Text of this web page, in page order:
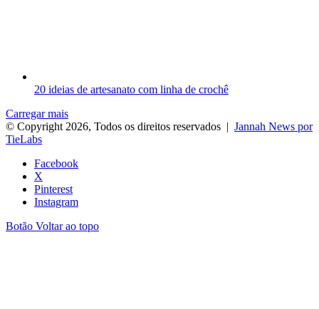
20 ideias de artesanato com linha de crochê
Carregar mais
© Copyright 2026, Todos os direitos reservados | Jannah News por
TieLabs
Facebook
X
Pinterest
Instagram
Botão Voltar ao topo